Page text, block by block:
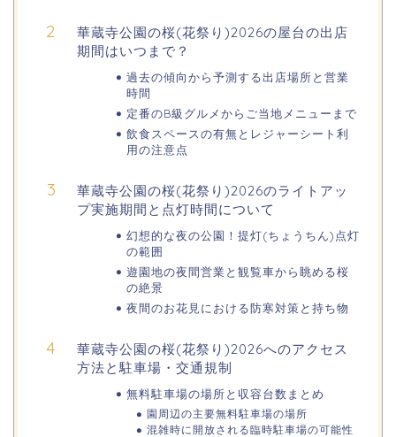
海遊館GW(ゴールデンウィーク)の混
雑(混み具合)状況はどうなる?
日岡山公園の桜(花見)2026の屋台・出
店はいつまで?ライトアップ情報も!
悠久山公園桜祭り2026の屋台や出店
は?ライトアップや駐車場情報も!
屋台やライトアップはいつまで?
日立さくらまつり2026の屋台・出店ま
とめ!交通規制は何時から何時まで?
華蔵寺公園の桜(花祭り)2026の屋台の出店
期間はいつまで？
過去の傾向から予測する出店場所と営業
時間
定番のB級グルメからご当地メニューまで
飲食スペースの有無とレジャーシート利
用の注意点
華蔵寺公園の桜(花祭り)2026のライトアッ
プ実施期間と点灯時間について
幻想的な夜の公園！提灯(ちょうちん)点灯
の範囲
遊園地の夜間営業と観覧車から眺める桜
の絶景
夜間のお花見における防寒対策と持ち物
華蔵寺公園の桜(花祭り)2026へのアクセス
方法と駐車場・交通規制
無料駐車場の場所と収容台数まとめ
園周辺の主要無料駐車場の場所
混雑時に開放される臨時駐車場の可能性